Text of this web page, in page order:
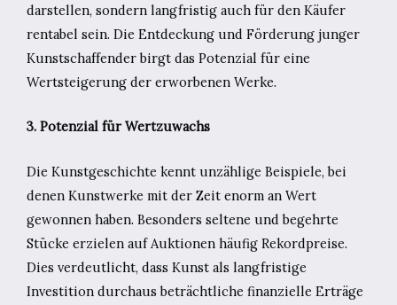
darstellen, sondern langfristig auch für den Käufer
rentabel sein. Die Entdeckung und Förderung junger
Kunstschaffender birgt das Potenzial für eine
Wertsteigerung der erworbenen Werke.
3. Potenzial für Wertzuwachs
Die Kunstgeschichte kennt unzählige Beispiele, bei
denen Kunstwerke mit der Zeit enorm an Wert
gewonnen haben. Besonders seltene und begehrte
Stücke erzielen auf Auktionen häufig Rekordpreise.
Dies verdeutlicht, dass Kunst als langfristige
Investition durchaus beträchtliche finanzielle Erträge